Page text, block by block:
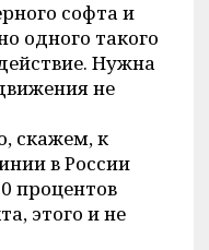
софта и
одного такого
Нужна
не
скажем, к
в России
процентов
этого и не